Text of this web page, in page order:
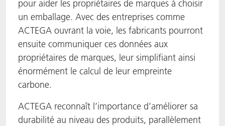
pour aider les propriétaires de marques à choisir
un emballage. Avec des entreprises comme
ACTEGA ouvrant la voie, les fabricants pourront
ensuite communiquer ces données aux
propriétaires de marques, leur simplifiant ainsi
énormément le calcul de leur empreinte
carbone.
ACTEGA reconnaît l’importance d’améliorer sa
durabilité au niveau des produits, parallèlement